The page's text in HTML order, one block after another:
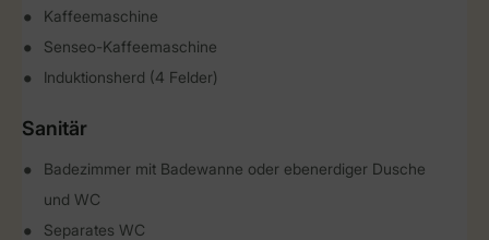
Kaffeemaschine
Senseo-Kaffeemaschine
Induktionsherd (4 Felder)
Sanitär
Badezimmer mit Badewanne oder ebenerdiger Dusche
und WC
Separates WC